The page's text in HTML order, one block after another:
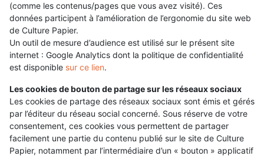
(comme les contenus/pages que vous avez visité). Ces
données participent à l’amélioration de l’ergonomie du site web
de Culture Papier.
Un outil de mesure d’audience est utilisé sur le présent site
internet : Google Analytics dont la politique de confidentialité
est disponible sur ce lien.
Les cookies de bouton de partage sur les réseaux sociaux
Les cookies de partage des réseaux sociaux sont émis et gérés
par l’éditeur du réseau social concerné. Sous réserve de votre
consentement, ces cookies vous permettent de partager
facilement une partie du contenu publié sur le site de Culture
Papier, notamment par l’intermédiaire d’un « bouton » applicatif